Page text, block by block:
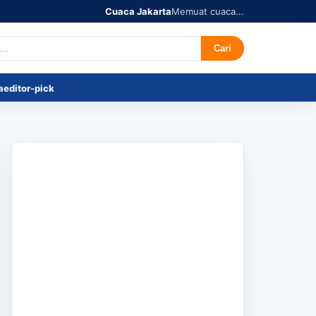
Cuaca JakartaMemuat cuaca...
Pick Cari
editor-pick